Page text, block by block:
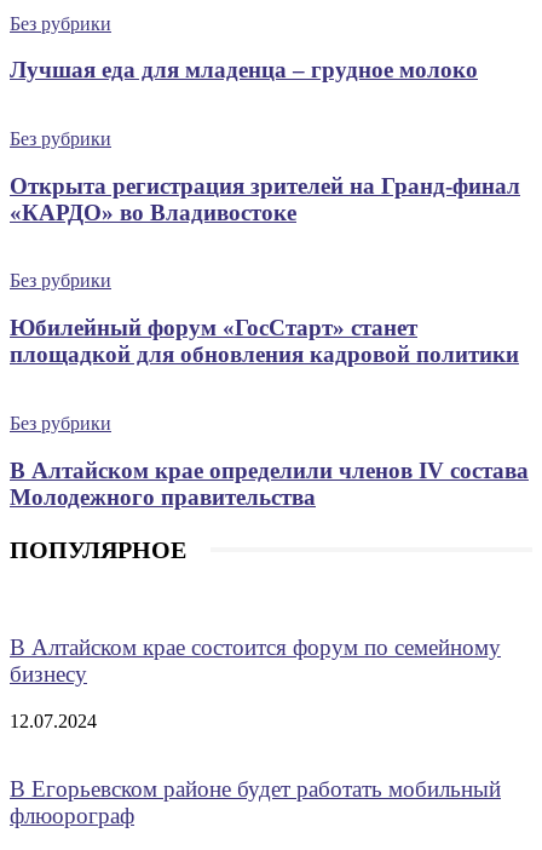
Без рубрики
Лучшая еда для младенца – грудное молоко
Без рубрики
Открыта регистрация зрителей на Гранд-финал
«КАРДО» во Владивостоке
Без рубрики
Юбилейный форум «ГосСтарт» станет
площадкой для обновления кадровой политики
Без рубрики
В Алтайском крае определили членов IV состава
Молодежного правительства
ПОПУЛЯРНОЕ
В Алтайском крае состоится форум по семейному
бизнесу
12.07.2024
В Егорьевском районе будет работать мобильный
флюорограф